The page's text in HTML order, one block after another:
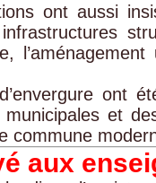
ont aussi
ont
et
commune
aux